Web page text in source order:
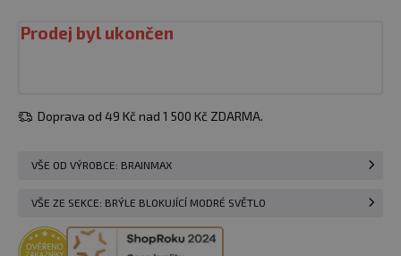
Prodej byl ukončen
Doprava od 49 Kč nad 1 500 Kč ZDARMA.
VŠE OD VÝROBCE: BRAINMAX
VŠE ZE SEKCE: BRÝLE BLOKUJÍCÍ MODRÉ SVĚTLO